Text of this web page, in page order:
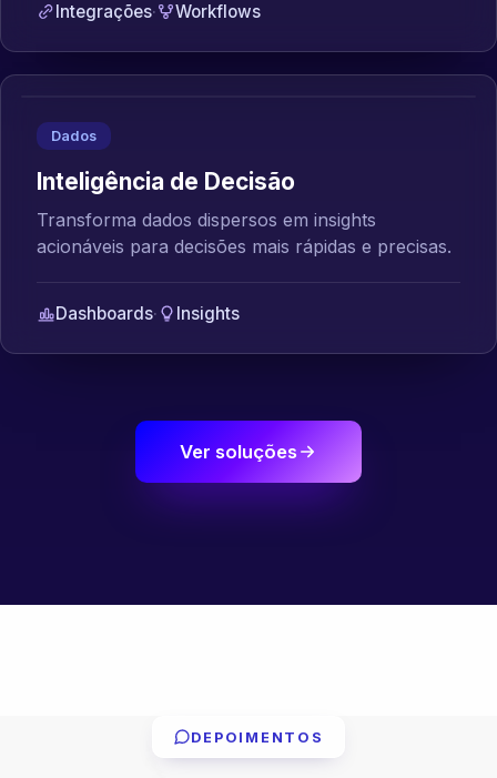
Integrações· Workflows
Dados
Inteligência de Decisão
Transforma dados dispersos em insights
acionáveis para decisões mais rápidas e precisas.
Dashboards· Insights
Ver soluções
DEPOIMENTOS